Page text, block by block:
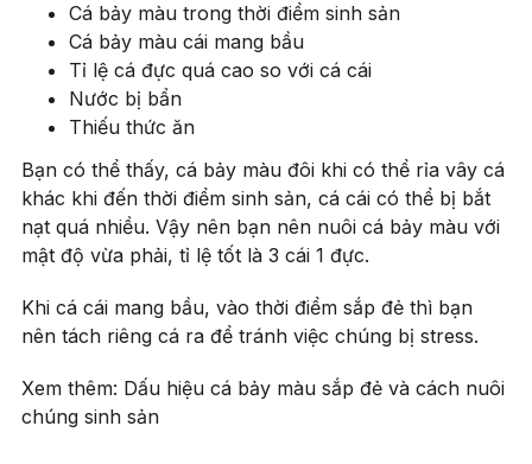
Cá bảy màu trong thời điểm sinh sản
Cá bảy màu cái mang bầu
Tỉ lệ cá đực quá cao so với cá cái
Nước bị bẩn
Thiếu thức ăn
Bạn có thể thấy, cá bảy màu đôi khi có thể rỉa vây cá
khác khi đến thời điểm sinh sản, cá cái có thể bị bắt
nạt quá nhiều. Vậy nên bạn nên nuôi cá bảy màu với
mật độ vừa phải, tỉ lệ tốt là 3 cái 1 đực.
Khi cá cái mang bầu, vào thời điểm sắp đẻ thì bạn
nên tách riêng cá ra để tránh việc chúng bị stress.
Xem thêm: Dấu hiệu cá bảy màu sắp đẻ và cách nuôi
chúng sinh sản